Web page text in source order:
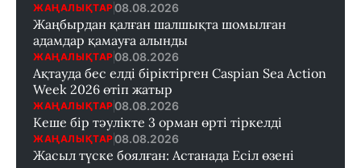
ЖАҢАЛЫҚТАР 08.08.2026
Жаңбырдан қалған шалшықта шомылған
адамдар қамауға алынды
ЖАҢАЛЫҚТАР 08.08.2026
Ақтауда бес елді біріктірген Caspian Sea Action
Week 2026 өтіп жатыр
ЖАҢАЛЫҚТАР 08.08.2026
Кеше бір тәулікте 3 орман өрті тіркелді
ЖАҢАЛЫҚТАР 08.08.2026
Жасыл түске боялған: Астанада Есіл өзені